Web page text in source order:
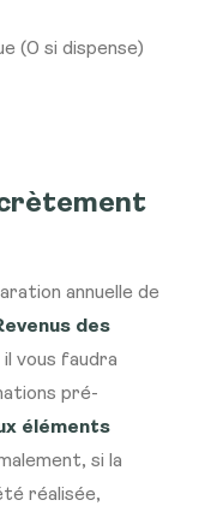
(0 si dispense)
annuelle de
des
il vous faudra
pré-
éléments
si la
réalisée,